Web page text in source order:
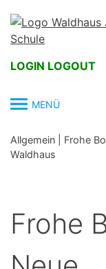
content
LOGIN LOGOUT
MENÜ
Allgemein
Frohe
Waldhaus
Frohe